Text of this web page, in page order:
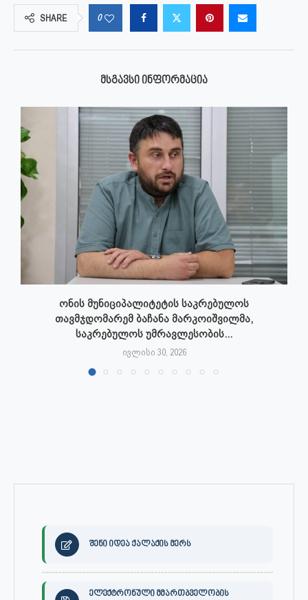
SHARE 0
ᲛᲡᲒᲐᲕᲡᲘ ᲘᲜᲤᲝᲠᲛᲐᲪᲘᲐ
ონის მუნიციპალიტეტის საკრებულოს
თავმჯდომარემ ბაჩანა მარკოიშვილმა,
საკრებულოს უმრავლესობის...
ივლისი 30, 2026
შენი იდეა ქალაქის მერს
ელექტრონული მმართბველობის